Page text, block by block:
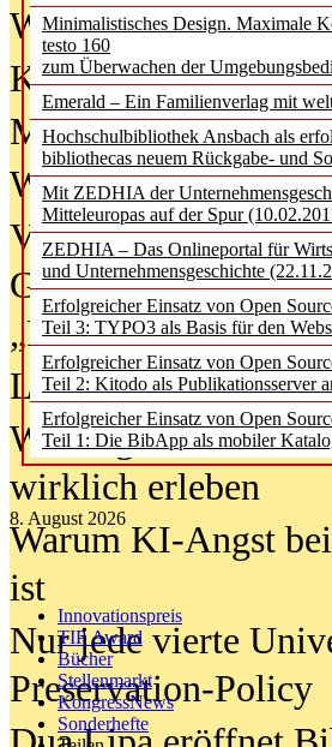
Minimalistisches Design. Maximale
testo 160
zum Überwachen der
Emerald – Ein Familienverlag mit
Hochschulbibliothek Ansbach als
bibliothecas neuem Rückgabe- und
Mit ZEDHIA der
Mitteleuropas auf der Spur
ZEDHIA – Das Onlineportal für
und Unternehmensgeschichte
Erfolgreicher Einsatz von Open
Teil 3: TYPO3 als Basis für den
Erfolgreicher Einsatz von Open
Teil 2: Kitodo als Publikationsserver
Erfolgreicher Einsatz von Open
Teil 1: Die BibApp als mobiler
8. August 2026
Innovationspreis
TIP Award
Bücher
Stellenmarkt
KongressNews
Sonderhefte
Was
Kinder in der
Metadaten als
Wenn Bots
Von
Geisterjagd-
„Library of Things“
Lesen als
Wie Jugendliche
wirklich erleben
Warum KI-Angst
ist
Nur jede vierte
Preservation-Policy